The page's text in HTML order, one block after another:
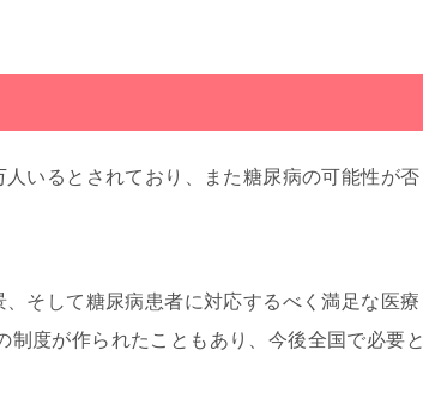
いるとされており、また糖尿病の可能性が否
そして糖尿病患者に対応するべく満足な医療
度が作られたこともあり、今後全国で必要と